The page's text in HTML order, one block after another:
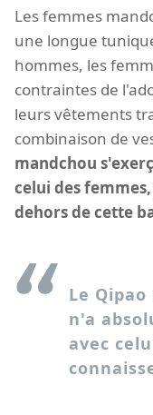
Les femmes
une longue
hommes, les
contraintes de
leurs vêtements
combinaison de
mandchou
celui des
dehors de cette
Le
n'a
avec